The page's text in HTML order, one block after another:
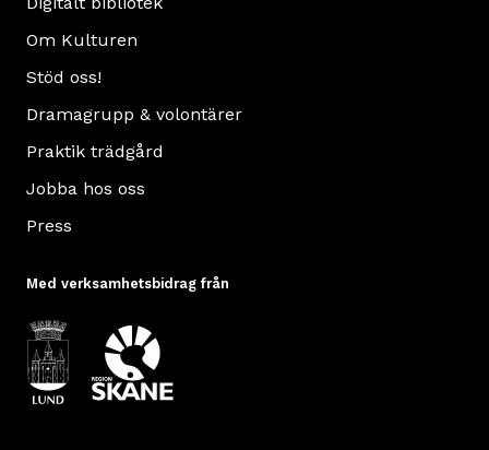
Om Kulturen
Stöd oss!
Dramagrupp & volontärer
Praktik trädgård
Jobba hos oss
Press
Med verksamhetsbidrag från